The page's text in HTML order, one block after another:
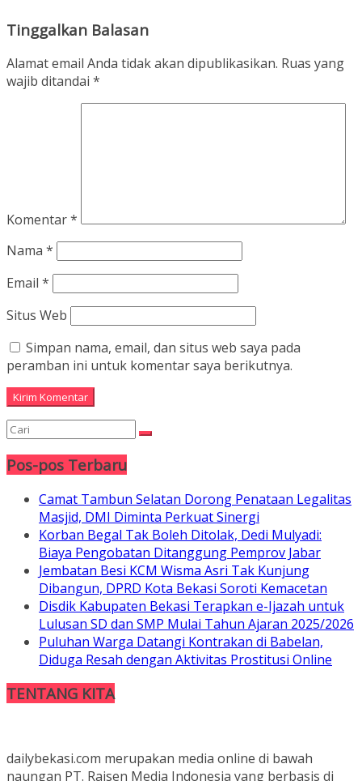
Tinggalkan Balasan
Alamat email Anda tidak akan dipublikasikan. Ruas yang
wajib ditandai *
Komentar*
Nama *
Email *
Situs Web
Simpan nama, email, dan situs web saya pada
peramban ini untuk komentar saya berikutnya.
Pos-pos Terbaru
Camat Tambun Selatan Dorong Penataan Legalitas
Masjid, DMI Diminta Perkuat Sinergi
Korban Begal Tak Boleh Ditolak, Dedi Mulyadi:
Biaya Pengobatan Ditanggung Pemprov Jabar
Jembatan Besi KCM Wisma Asri Tak Kunjung
Dibangun, DPRD Kota Bekasi Soroti Kemacetan
Disdik Kabupaten Bekasi Terapkan e-Ijazah untuk
Lulusan SD dan SMP Mulai Tahun Ajaran 2025/2026
Puluhan Warga Datangi Kontrakan di Babelan,
Diduga Resah dengan Aktivitas Prostitusi Online
TENTANG KITA
dailybekasi.com merupakan media online di bawah
naungan PT. Raisen Media Indonesia yang berbasis di